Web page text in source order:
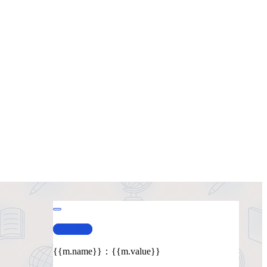
查看演示
{{m.name}} ： {{m.value}}